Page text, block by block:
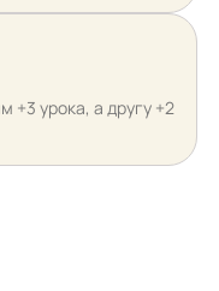
+3 урока, а другу +2